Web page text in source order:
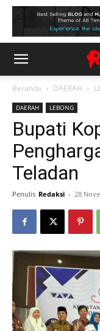
Beranda DAERAH
DAERAH LEBONG
Bupati
Teladan
Penulis Redaksi - 28